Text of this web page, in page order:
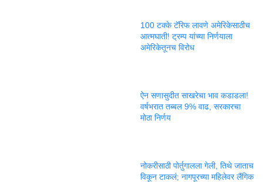
100 टक्के टॅरिफ लावणे अमेरिकेसाठीच
आत्मघाती! ट्रम्प यांच्या निर्णयाला
अमेरिकेतूनच विरोध
ऐन सणासुदीत साखरेचा भाव कडाडला!
वर्षभरात तब्बल 9% वाढ, सरकारचा
मोठा निर्णय
नोकरीसाठी पोर्तुगालला गेली, तिथे जाताच
विकून टाकलं; नागपूरच्या महिलेवर लैंगिक